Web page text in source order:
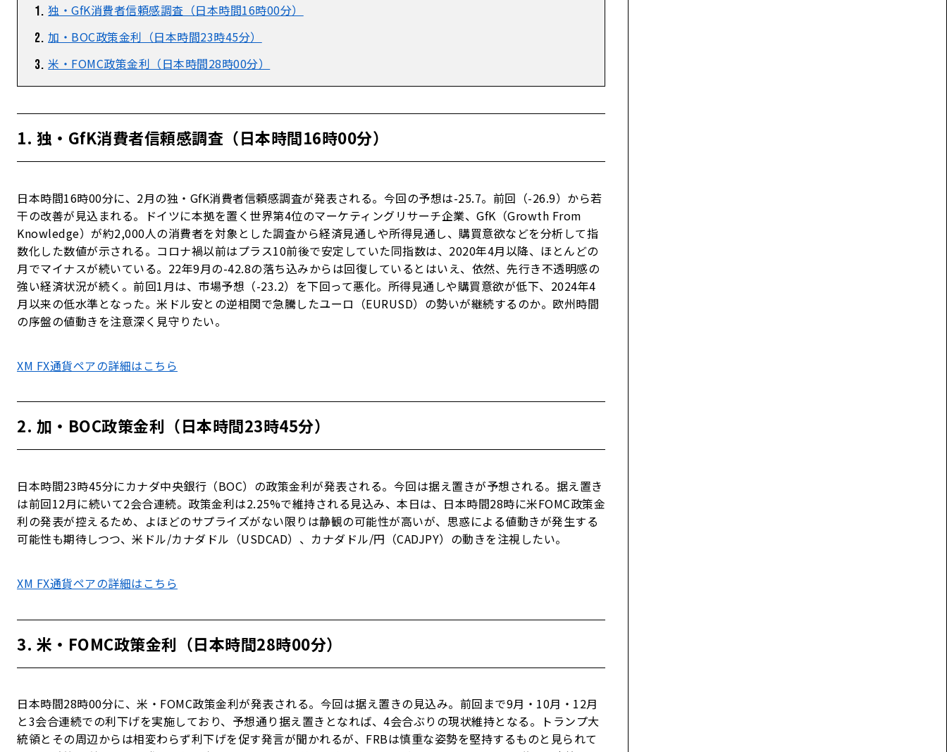
独・GfK消費者信頼感調査（日本時間16時00分）
加・BOC政策金利（日本時間23時45分）
米・FOMC政策金利（日本時間28時00分）
1. 独・GfK消費者信頼感調査（日本時間16時00分）
日本時間16時00分に、2月の独・GfK消費者信頼感調査が発表される。今回の予想は-25.7。前回（-26.9）から若
干の改善が見込まれる。ドイツに本拠を置く世界第4位のマーケティングリサーチ企業、GfK（Growth From
Knowledge）が約2,000人の消費者を対象とした調査から経済見通しや所得見通し、購買意欲などを分析して指
数化した数値が示される。コロナ禍以前はプラス10前後で安定していた同指数は、2020年4月以降、ほとんどの
月でマイナスが続いている。22年9月の-42.8の落ち込みからは回復しているとはいえ、依然、先行き不透明感の
強い経済状況が続く。前回1月は、市場予想（-23.2）を下回って悪化。所得見通しや購買意欲が低下、2024年4
月以来の低水準となった。米ドル安との逆相関で急騰したユーロ（EURUSD）の勢いが継続するのか。欧州時間
の序盤の値動きを注意深く見守りたい。
XM FX通貨ペアの詳細はこちら
2. 加・BOC政策金利（日本時間23時45分）
日本時間23時45分にカナダ中央銀行（BOC）の政策金利が発表される。今回は据え置きが予想される。据え置き
は前回12月に続いて2会合連続。政策金利は2.25%で維持される見込み、本日は、日本時間28時に米FOMC政策金
利の発表が控えるため、よほどのサプライズがない限りは静観の可能性が高いが、思惑による値動きが発生する
可能性も期待しつつ、米ドル/カナダドル（USDCAD）、カナダドル/円（CADJPY）の動きを注視したい。
XM FX通貨ペアの詳細はこちら
3. 米・FOMC政策金利（日本時間28時00分）
日本時間28時00分に、米・FOMC政策金利が発表される。今回は据え置きの見込み。前回まで9月・10月・12月
と3会合連続での利下げを実施しており、予想通り据え置きとなれば、4会合ぶりの現状維持となる。トランプ大
統領とその周辺からは相変わらず利下げを促す発言が聞かれるが、FRBは慎重な姿勢を堅持するものと見られて